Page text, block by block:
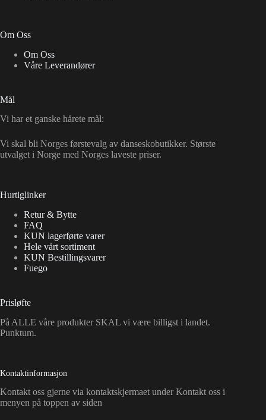
Om Oss
Om Oss
Våre Leverandører
Mål
Vi har et ganske hårete mål:
Vi skal bli Norges førstevalg av danseskobutikker. Største
utvalget i Norge med Norges laveste priser.
Hurtiglinker
Retur & Bytte
FAQ
KUN lagerførte varer
Hele vårt sortiment
KUN Bestillingsvarer
Fuego
Prisløfte
På ALLE våre produkter SKAL vi være billigst i landet.
Punktum.
Kontaktinformasjon
Kontakt oss gjerne via kontaktskjermaet under Kontakt oss i
menyen på toppen av siden